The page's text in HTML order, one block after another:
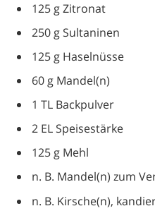
125 g Zitronat
250 g Sultaninen
125 g Haselnüsse
60 g Mandel(n)
1 TL Backpulver
2 EL Speisestärke
125 g Mehl
n. B. Mandel(n) zum
n. B. Kirsche(n),